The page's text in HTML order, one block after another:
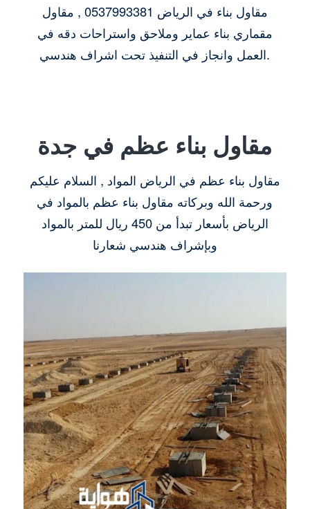
مقاول بناء في الرياض 0537993381 , مقاول
مقماري بناء عماير وملاحق واستراحات دقه في
العمل وانجاز في التنفيذ تحت اشراف هندسي.
مقاول بناء عظم في جدة
مقاول بناء عظم في الرياض المواد , السلام عليكم
ورحمة الله وبركاته مقاول بناء عظم بالمواد في
الرياض بأسعار تبدأ من 450 ريال للمتر بالمواد
وبإشراف هندسي شعارنا